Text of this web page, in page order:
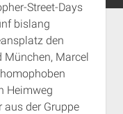
im Süden
München
open
dropdown
menu
Street-Days
bislang
den
München, Marcel
Heimweg
der Gruppe